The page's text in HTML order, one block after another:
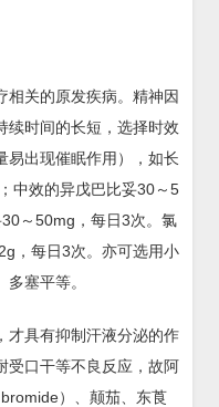
相关的原发疾病。精神因
续时间的长短，选择时效
易出现催眠作用），如长
中效的异戊巴比妥30～5
～50mg，每日3次。氯
，每日3次。亦可选用小
塞平等。
才具有抑制汗液分泌的作
受口干等不良反应，故阿
）、颠茄、东莨